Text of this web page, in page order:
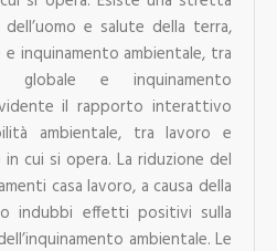
e salute della terra,
inquinamento ambientale, tra
globale e inquinamento
il rapporto interattivo
ambientale, tra lavoro e
cui si opera. La riduzione del
casa lavoro, a causa della
indubbi effetti positivi sulla
ambientale. Le